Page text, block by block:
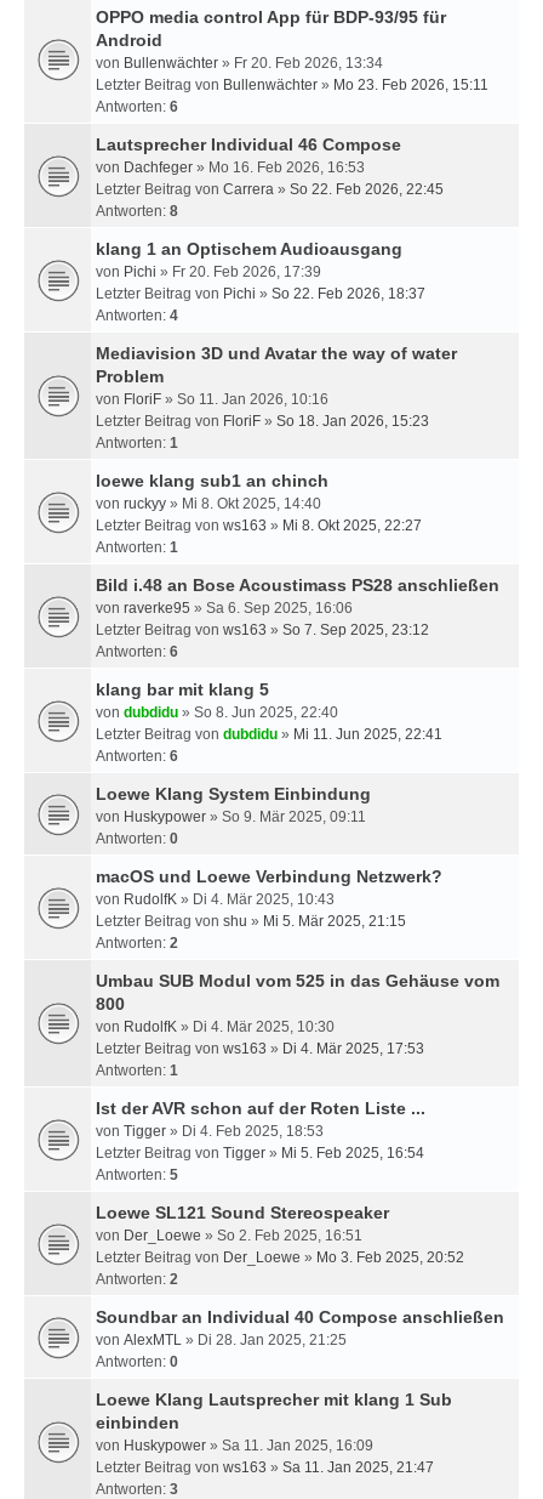
OPPO media control App für BDP-93/95 für
Android
von Bullenwächter » Fr 20. Feb 2026, 13:34
Letzter Beitrag von Bullenwächter » Mo 23. Feb 2026, 15:11
Antworten: 6
Lautsprecher Individual 46 Compose
von Dachfeger » Mo 16. Feb 2026, 16:53
Letzter Beitrag von Carrera » So 22. Feb 2026, 22:45
Antworten: 8
klang 1 an Optischem Audioausgang
von Pichi » Fr 20. Feb 2026, 17:39
Letzter Beitrag von Pichi » So 22. Feb 2026, 18:37
Antworten: 4
Mediavision 3D und Avatar the way of water
Problem
von FloriF » So 11. Jan 2026, 10:16
Letzter Beitrag von FloriF » So 18. Jan 2026, 15:23
Antworten: 1
loewe klang sub1 an chinch
von ruckyy » Mi 8. Okt 2025, 14:40
Letzter Beitrag von ws163 » Mi 8. Okt 2025, 22:27
Antworten: 1
Bild i.48 an Bose Acoustimass PS28 anschließen
von raverke95 » Sa 6. Sep 2025, 16:06
Letzter Beitrag von ws163 » So 7. Sep 2025, 23:12
Antworten: 6
klang bar mit klang 5
von dubdidu » So 8. Jun 2025, 22:40
Letzter Beitrag von dubdidu » Mi 11. Jun 2025, 22:41
Antworten: 6
Loewe Klang System Einbindung
von Huskypower » So 9. Mär 2025, 09:11
Antworten: 0
macOS und Loewe Verbindung Netzwerk?
von RudolfK » Di 4. Mär 2025, 10:43
Letzter Beitrag von shu » Mi 5. Mär 2025, 21:15
Antworten: 2
Umbau SUB Modul vom 525 in das Gehäuse vom
800
von RudolfK » Di 4. Mär 2025, 10:30
Letzter Beitrag von ws163 » Di 4. Mär 2025, 17:53
Antworten: 1
Ist der AVR schon auf der Roten Liste ...
von Tigger » Di 4. Feb 2025, 18:53
Letzter Beitrag von Tigger » Mi 5. Feb 2025, 16:54
Antworten: 5
Loewe SL121 Sound Stereospeaker
von Der_Loewe » So 2. Feb 2025, 16:51
Letzter Beitrag von Der_Loewe » Mo 3. Feb 2025, 20:52
Antworten: 2
Soundbar an Individual 40 Compose anschließen
von AlexMTL » Di 28. Jan 2025, 21:25
Antworten: 0
Loewe Klang Lautsprecher mit klang 1 Sub
einbinden
von Huskypower » Sa 11. Jan 2025, 16:09
Letzter Beitrag von ws163 » Sa 11. Jan 2025, 21:47
Antworten: 3